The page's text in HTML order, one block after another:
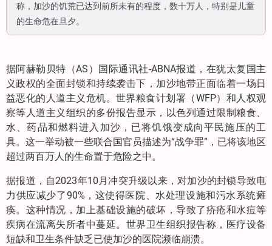
称，加沙的饥荒已达到前所未有的程度，数十万人，特别是儿童
的生命危在旦夕。
据阿赫勒贝特（AS）国际通讯社-ABNA报道，在犹太复国主
义政权的全面封锁和持续袭击下，加沙地带正面临着一场日
益恶化的人道主义危机。世界粮食计划署（WFP）和人权观
察等人道主义组织的多份报告显示，以色列通过限制粮食、
水、药品和燃料进入加沙，已将饥饿变成向平民施压的工
具。这一举动被一些联合国官员描述为“战争罪”，已将该地区
超过两百万人的生命置于危险之中。
据报道，自2023年10月冲突升级以来，对加沙的封锁导致电
力供应减少了90%，这使得医院、水处理设施和污水系统瘫
痪。这种情况，加上基础设施的破坏，导致了疥疮和水痘等
疾病在流离失所者中蔓延。世界卫生组织报告称，医疗设备
短缺和卫生条件缺乏已使加沙的医院濒临崩溃。